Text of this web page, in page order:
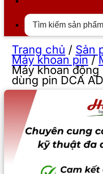
Trang chủ / Sản
Máy khoan pin/
Máy khoan
dùng pin DCA